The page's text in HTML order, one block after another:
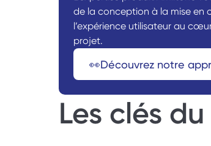
de la conception à la mise en
l’expérience utilisateur au
projet.
👀Découvrez notre
Les clés